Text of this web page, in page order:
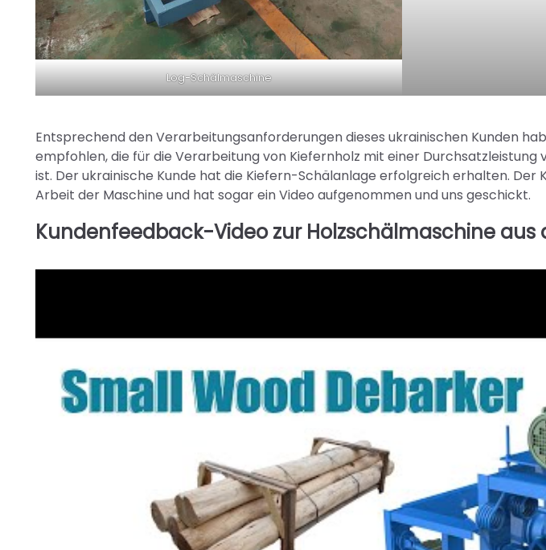
Log-Schälmaschine
Entsprechend den Verarbeitungsanforderungen dieses ukrainischen Kunden
empfohlen, die für die Verarbeitung von Kiefernholz mit einer Durchsatzleistung
ist. Der ukrainische Kunde hat die Kiefern-Schälanlage erfolgreich erhalten. Der
Arbeit der Maschine und hat sogar ein Video aufgenommen und uns geschickt.
Kundenfeedback-Video zur Holzschälmaschine aus